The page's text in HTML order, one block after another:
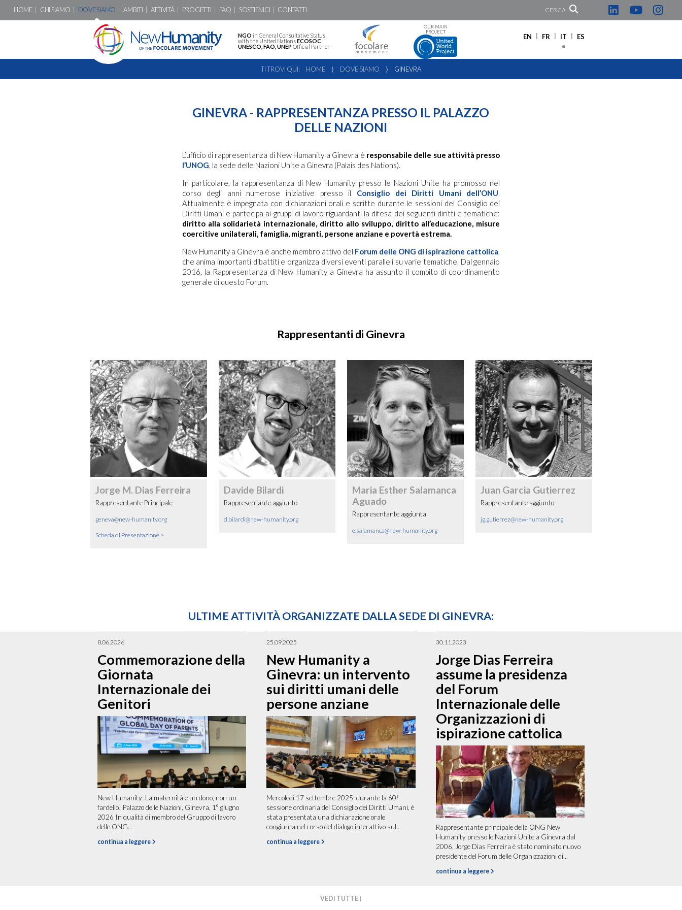
HOME CHI SIAMO DOVE SIAMO AMBITI ATTIVITÀ PROGETTI FAQ SOSTIENICI CONTATTI CERCA
NGO in General Consultative Status
with the United NationsECOSOC
UNESCO, FAO, UNEP Official Partner
OUR MAIN
PROJECT
EN FR IT ES
TI TROVI QUI: HOME ⟩ DOVE SIAMO ⟩ GINEVRA
GINEVRA - RAPPRESENTANZA PRESSO IL PALAZZO
DELLE NAZIONI
L’ufficio di rappresentanza di New Humanity a Ginevra è responsabile delle sue attività presso
l’UNOG, la sede delle Nazioni Unite a Ginevra (Palais des Nations).
In particolare, la rappresentanza di New Humanity presso le Nazioni Unite ha promosso nel
corso degli anni numerose iniziative presso il Consiglio dei Diritti Umani dell’ONU.
Attualmente è impegnata con dichiarazioni orali e scritte durante le sessioni del Consiglio dei
Diritti Umani e partecipa ai gruppi di lavoro riguardanti la difesa dei seguenti diritti e tematiche:
diritto alla solidarietà internazionale, diritto allo sviluppo, diritto all’educazione, misure
coercitive unilaterali, famiglia, migranti, persone anziane e povertà estrema.
New Humanity a Ginevra è anche membro attivo del Forum delle ONG di ispirazione cattolica,
che anima importanti dibattiti e organizza diversi eventi paralleli su varie tematiche. Dal gennaio
2016, la Rappresentanza di New Humanity a Ginevra ha assunto il compito di coordinamento
generale di questo Forum.
Rappresentanti di Ginevra
Jorge M. Dias Ferreira
Rappresentante Principale
geneva@new-humanity.org
Scheda di Presentazione >
Davide Bilardi
Rappresentante aggiunto
d.bilardi@new-humanity.org
Maria Esther Salamanca
Aguado
Rappresentante aggiunta
e.salamanca@new-humanity.org
Juan Garcia Gutierrez
Rappresentante aggiunto
jg.gutierrez@new-humanity.org
ULTIME ATTIVITÀ ORGANIZZATE DALLA SEDE DI GINEVRA:
8.06.2026
Commemorazione della
Giornata
Internazionale dei
Genitori
New Humanity: La maternità è un dono, non un
fardello! Palazzo delle Nazioni, Ginevra, 1° giugno
2026 In qualità di membro del Gruppo di lavoro
delle ONG...
continua a leggere
25.09.2025
New Humanity a
Ginevra: un intervento
sui diritti umani delle
persone anziane
Mercoledì 17 settembre 2025, durante la 60ª
sessione ordinaria del Consiglio dei Diritti Umani, è
stata presentata una dichiarazione orale
congiunta nel corso del dialogo interattivo sul...
continua a leggere
30.11.2023
Jorge Dias Ferreira
assume la presidenza
del Forum
Internazionale delle
Organizzazioni di
ispirazione cattolica
Rappresentante principale della ONG New
Humanity presso le Nazioni Unite a Ginevra dal
2006, Jorge Dias Ferreira è stato nominato nuovo
presidente del Forum delle Organizzazioni di...
continua a leggere
VEDI TUTTE ⟩